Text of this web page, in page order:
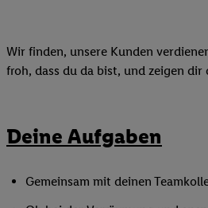
Wir finden, unsere Kunden
froh, dass du da bist, und zeigen
Deine Aufgaben
Gemeinsam mit deinen